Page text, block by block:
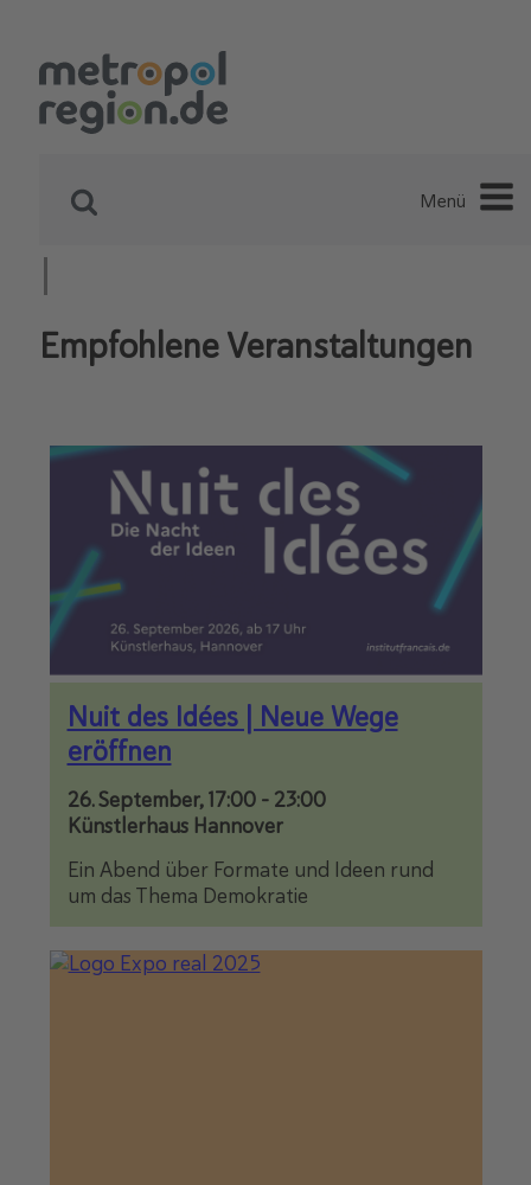
Menü
Empfohlene Veranstaltungen
Nuit des Idées | Neue Wege
eröffnen
Ein Abend über Formate und Ideen rund
um das Thema Demokratie
26. September, 17:00- 23:00
Künstlerhaus Hannover